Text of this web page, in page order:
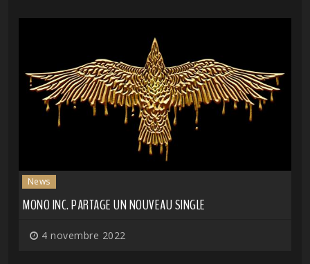
News
MONO INC. PARTAGE UN NOUVEAU SINGLE
4 novembre 2022